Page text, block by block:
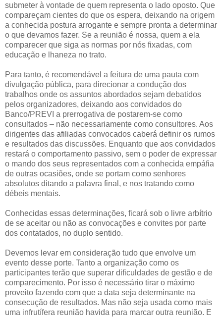
submeter à vontade de quem representa o lado oposto. Que
compareçam cientes do que os espera, deixando na origem
a conhecida postura arrogante e sempre pronta a determinar
o que devamos fazer. Se a reunião é nossa, quem a ela
comparecer que siga as normas por nós fixadas, com
educação e lhaneza no trato.
Para tanto, é recomendável a feitura de uma pauta com
divulgação pública, para direcionar a condução dos
trabalhos onde os assuntos abordados sejam debatidos
pelos organizadores, deixando aos convidados do
Banco/PREVI a prerrogativa de postarem-se como
consultados – não necessariamente como consultores. Aos
dirigentes das afiliadas convocados caberá definir os rumos
e resultados das discussões. Enquanto que aos convidados
restará o comportamento passivo, sem o poder de expressar
o mando dos seus representados com a conhecida empáfia
de outras ocasiões, onde se portam como senhores
absolutos ditando a palavra final, e nos tratando como
débeis mentais.
Conhecidas essas determinações, ficará sob o livre arbítrio
de se aceitar ou não as convocações e convites por parte
dos contatados, no duplo sentido.
Devemos levar em consideração tudo que envolve um
evento desse porte. Tanto a organização como os
participantes terão que superar dificuldades de gestão e de
comparecimento. Por isso é necessário tirar o máximo
proveito fazendo com que a data seja determinante na
consecução de resultados. Mas não seja usada como mais
uma infrutífera reunião havida para marcar outra reunião. E